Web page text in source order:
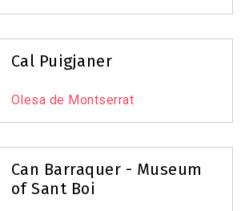
Cal Puigjaner
Olesa de Montserrat
Can Barraquer - Museum
of Sant Boi